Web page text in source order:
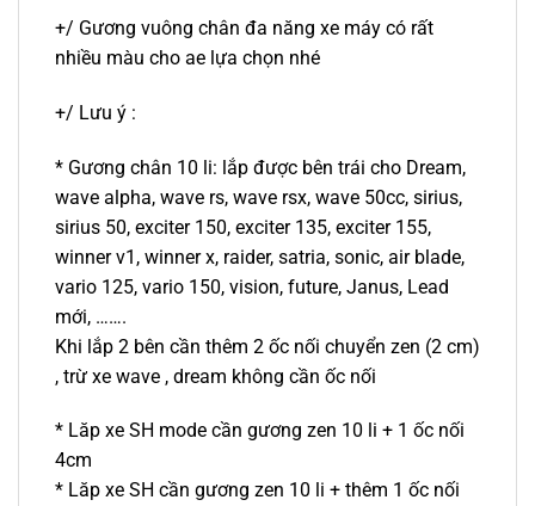
+/ Gương vuông chân đa năng xe máy có rất
nhiều màu cho ae lựa chọn nhé
+/ Lưu ý :
* Gương chân 10 li: lắp được bên trái cho Dream,
wave alpha, wave rs, wave rsx, wave 50cc, sirius,
sirius 50, exciter 150, exciter 135, exciter 155,
winner v1, winner x, raider, satria, sonic, air blade,
vario 125, vario 150, vision, future, Janus, Lead
mới, …….
Khi lắp 2 bên cần thêm 2 ốc nối chuyển zen (2 cm)
, trừ xe wave , dream không cần ốc nối
* Lăp xe SH mode cần gương zen 10 li + 1 ốc nối
4cm
* Lăp xe SH cần gương zen 10 li + thêm 1 ốc nối